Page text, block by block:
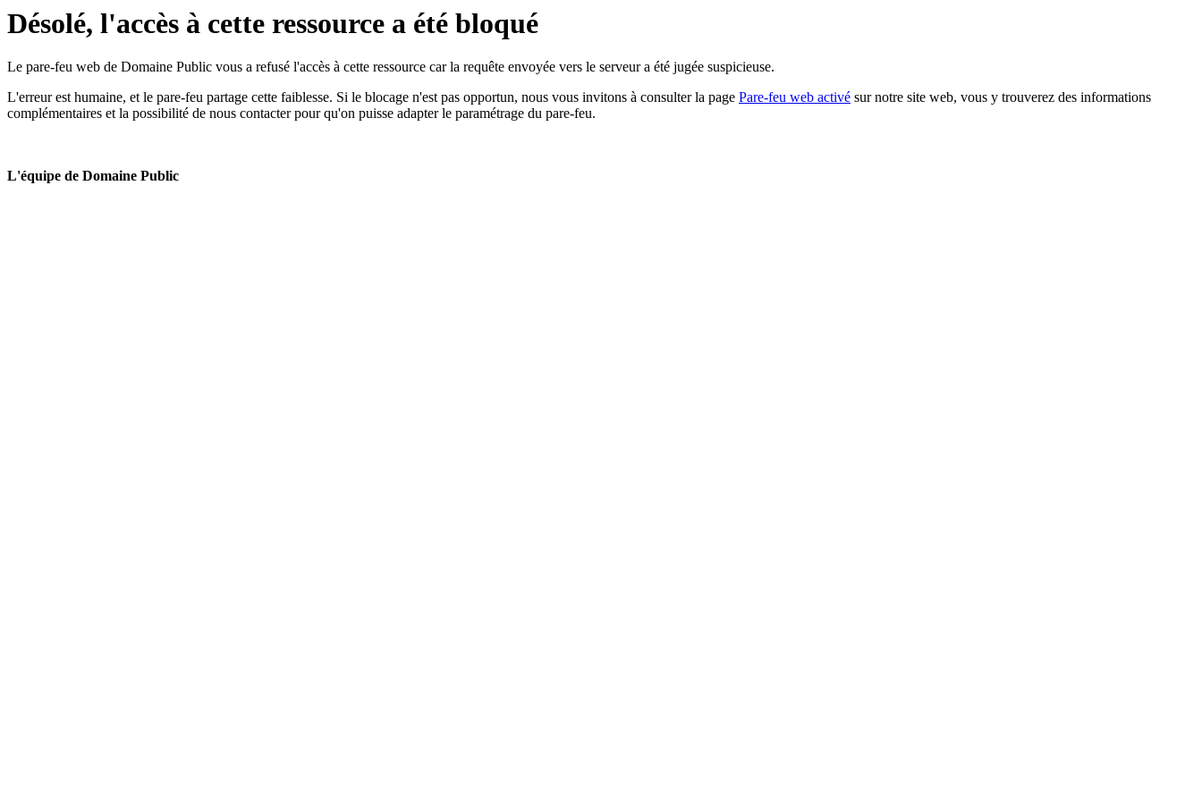
Désolé, l'accès à cette ressource a été bloqué
Le pare-feu web de Domaine Public vous a refusé l'accès à cette ressource car la requête envoyée vers le serveur a été jugée suspicieuse.
L'erreur est humaine, et le pare-feu partage cette faiblesse. Si le blocage n'est pas opportun, nous vous invitons à consulter la page Pare-feu web activé sur notre site web, vous y trouverez des informations
complémentaires et la possibilité de nous contacter pour qu'on puisse adapter le paramétrage du pare-feu.
L'équipe de Domaine Public